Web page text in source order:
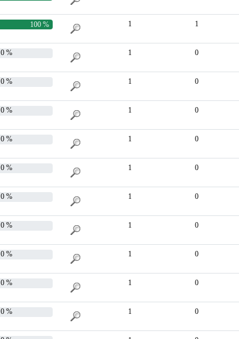
100 % 1 1
0 % 1 0
0 % 1 0
0 % 1 0
0 % 1 0
0 % 1 0
0 % 1 0
0 % 1 0
0 % 1 0
0 % 1 0
0 % 1 0